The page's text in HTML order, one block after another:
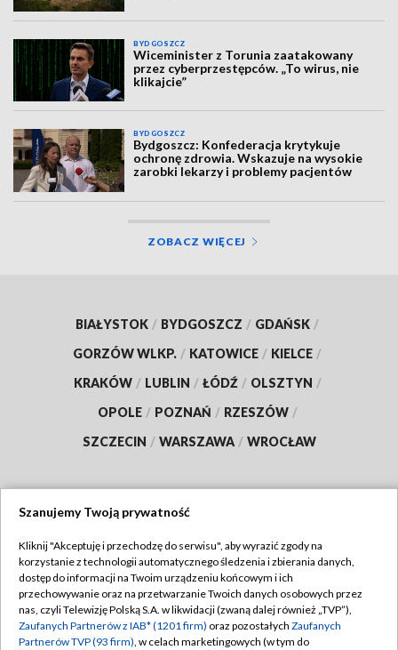
BYDGOSZCZ
Wiceminister z Torunia zaatakowany
przez cyberprzestępców. „To wirus, nie
klikajcie”
BYDGOSZCZ
Bydgoszcz: Konfederacja krytykuje
ochronę zdrowia. Wskazuje na wysokie
zarobki lekarzy i problemy pacjentów
ZOBACZ WIĘCEJ
BIAŁYSTOK / BYDGOSZCZ / GDAŃSK /
GORZÓW WLKP. / KATOWICE / KIELCE /
KRAKÓW / LUBLIN / ŁÓDŹ / OLSZTYN /
OPOLE / POZNAŃ / RZESZÓW /
SZCZECIN / WARSZAWA / WROCŁAW
TVP
Abonament TVP
Emisja w TVP
Regulamin TVP
Polityka prywatności
Szanujemy Twoją prywatność
Kliknij "Akceptuję i przechodzę do serwisu", aby wyrazić zgody na
korzystanie z technologii automatycznego śledzenia i zbierania danych,
dostęp do informacji na Twoim urządzeniu końcowym i ich
przechowywanie oraz na przetwarzanie Twoich danych osobowych przez
nas, czyli Telewizję Polską S.A. w likwidacji (zwaną dalej również „TVP”),
Zaufanych Partnerów z IAB* (1201 firm) oraz pozostałych Zaufanych
Partnerów TVP (93 firm), w celach marketingowych (w tym do